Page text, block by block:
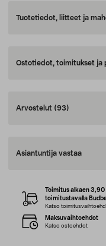
Tuotetiedot, liitteet ja
Ostotiedot, toimitukset ja
Arvostelut (93)
Asiantuntija vastaa
Toimitus alkaen
toimitustavalla
Katso
Maksuvaihtoehdot
Katso ostoehdot